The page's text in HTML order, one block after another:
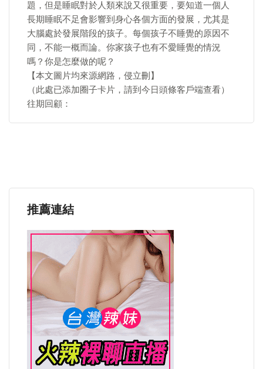
題，但是睡眠對於人類來說又很重要，要知道一個人
長期睡眠不足會影響到身心各個方面的發展，尤其是
大腦處於發展階段的孩子。每個孩子不睡覺的原因不
同，不能一概而論。你家孩子也有不愛睡覺的情況
嗎？你是怎麼做的呢？
【本文圖片均來源網路，侵立刪】
（此處已添加圈子卡片，請到今日頭條客戶端查看）
往期回顧：
推薦連結